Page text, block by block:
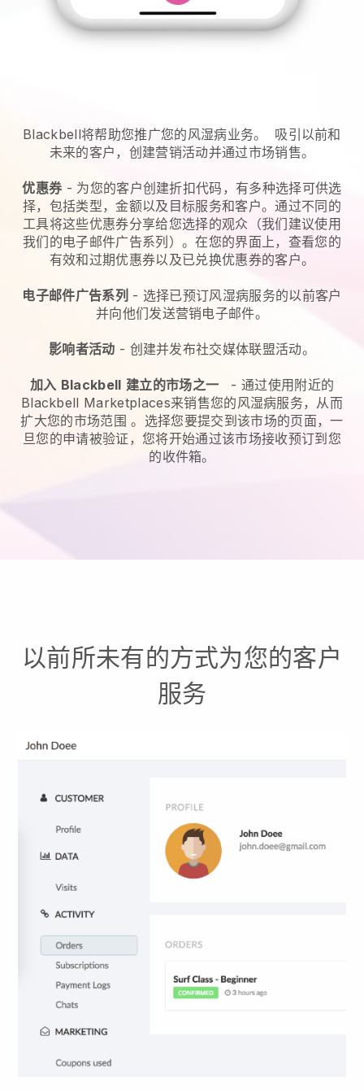
Blackbell将帮助您推广您的风湿病业务。
吸引以前和
未来的客户，创建营销活动并通过市场销售。
优惠券- 为您的客户创建折扣代码，有多种选择可供选
择，包括类型，金额以及目标服务和客户。通过不同的
工具将这些优惠券分享给您选择的观众（我们建议使用
我们的电子邮件广告系列）。在您的界面上，查看您的
有效和过期优惠券以及已兑换优惠券的客户。
电子邮件广告系列 - 选择已预订风湿病服务的以前客户
并向他们发送营销电子邮件。
影响者活动 - 创建并发布社交媒体联盟活动。
加入 Blackbell 建立的市场之一 - 通过使用附近的
Blackbell Marketplaces来销售您的风湿病服务，从而
扩大您的市场范围 。选择您要提交到该市场的页面，一
旦您的申请被验证，您将开始通过该市场接收预订到您
的收件箱。
以前所未有的方式为您的客户
服务